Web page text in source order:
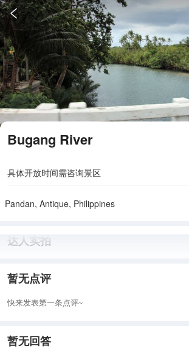

Bugang River
具体开放时间需咨询景区
Pandan, Antique, Philippines
达人实拍
暂无点评
快来发表第一条点评~
暂无回答